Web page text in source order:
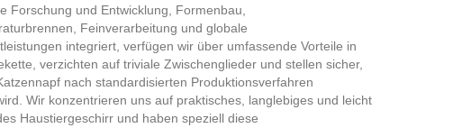
Forschung und Entwicklung, Formenbau,
Feinverarbeitung und globale
integriert, verfügen wir über umfassende Vorteile in
verzichten auf triviale Zwischenglieder und stellen sicher,
nach standardisierten Produktionsverfahren
Wir konzentrieren uns auf praktisches, langlebiges und leicht
Haustiergeschirr und haben speziell diese